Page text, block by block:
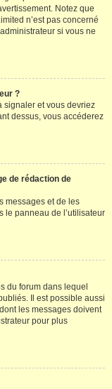
Notez que
n’est pas concerné
si vous ne
?
signaler et vous devriez
dessus, vous accéderez
de rédaction de
messages et de les
le panneau de l’utilisateur
du forum dans lequel
Il est possible aussi
les messages doivent
pour plus